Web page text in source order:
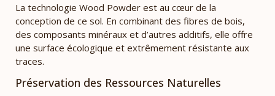
La technologie Wood Powder est au cœur de la
conception de ce sol. En combinant des fibres de bois,
des composants minéraux et d’autres additifs, elle offre
une surface écologique et extrêmement résistante aux
traces.
Préservation des Ressources Naturelles